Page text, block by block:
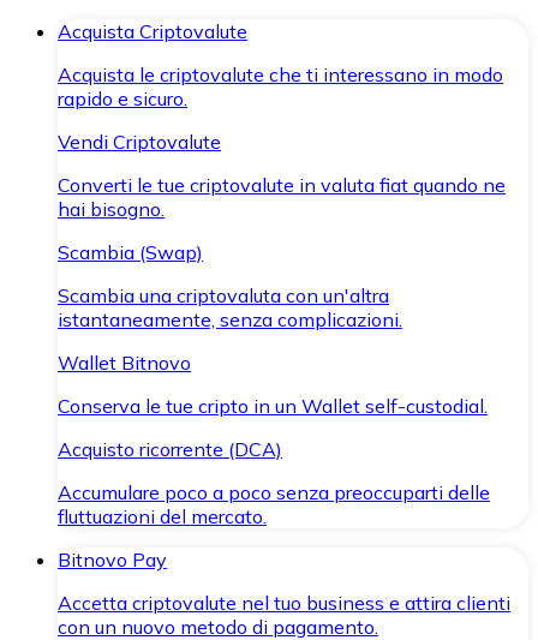
Acquista Criptovalute
Acquista le criptovalute che ti interessano in modo
rapido e sicuro.
Vendi Criptovalute
Converti le tue criptovalute in valuta fiat quando ne
hai bisogno.
Scambia (Swap)
Scambia una criptovaluta con un'altra
istantaneamente, senza complicazioni.
Wallet Bitnovo
Conserva le tue cripto in un Wallet self-custodial.
Acquisto ricorrente (DCA)
Accumulare poco a poco senza preoccuparti delle
fluttuazioni del mercato.
Bitnovo Pay
Accetta criptovalute nel tuo business e attira clienti
con un nuovo metodo di pagamento.